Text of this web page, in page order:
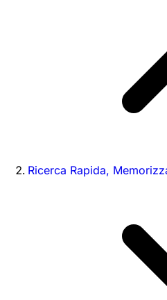
Ricerca Rapida,